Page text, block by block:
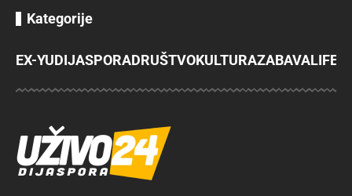
Kategorije
EX-YUDIJASPORADRUŠTVOKULTURAZABAVA